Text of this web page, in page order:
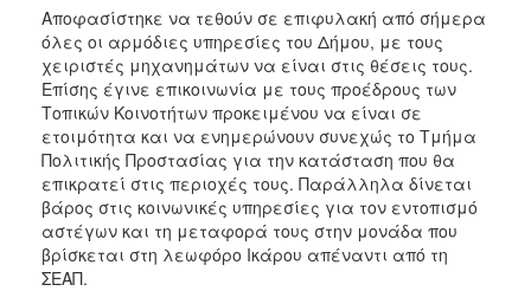
2010
2006
ΤΟΠΟΣ
ΠΟΛΙΤΙΣΜΟΣ
Αποφασίστηκε να τεθούν σε επιφυλακή από σήμερα
όλες οι αρμόδιες υπηρεσίες του Δήμου, με τους
χειριστές μηχανημάτων να είναι στις θέσεις τους.
Επίσης έγινε επικοινωνία με τους προέδρους των
Τοπικών Κοινοτήτων προκειμένου να είναι σε
ετοιμότητα και να ενημερώνουν συνεχώς το Τμήμα
Πολιτικής Προστασίας για την κατάσταση που θα
επικρατεί στις περιοχές τους. Παράλληλα δίνεται
βάρος στις κοινωνικές υπηρεσίες για τον εντοπισμό
αστέγων και τη μεταφορά τους στην μονάδα που
βρίσκεται στη λεωφόρο Ικάρου απέναντι από τη
ΣΕΑΠ.